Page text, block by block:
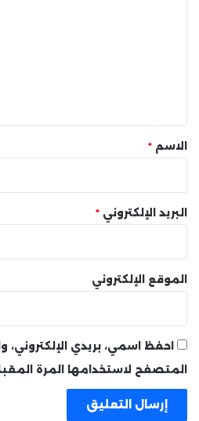
* الاسم *
البريد الإلكتروني *
الموقع الإلكتروني
احفظ اسمي، بريدي الإلكتروني،
المتصفح لاستخدامها المرة